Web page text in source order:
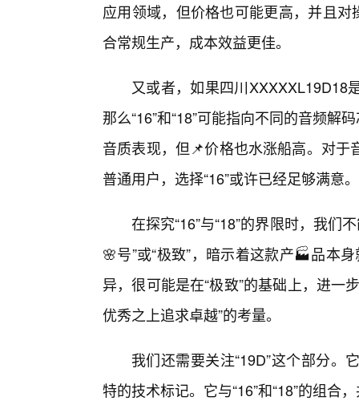
应用领域，但价格也可能更高，并且对
合常规生产，成本效益更佳。
又或者，如果四川XXXXXL19D18
那么“16”和“18”可能指向不同的音频解
音质表现，但📌价格也水涨船高。对
普通用户，选择“16”或许已经足够满意。
在探究“16”与“18”的界限时，我们
🌸号”或“极致”，暗示着这款产🏭品本
异，很可能是在“极致”的基础上，进一
优秀之上追求卓越”的考量。
我们还需要关注“19D”这个部分。
特的技术标记。它与“16”和“18”的组合